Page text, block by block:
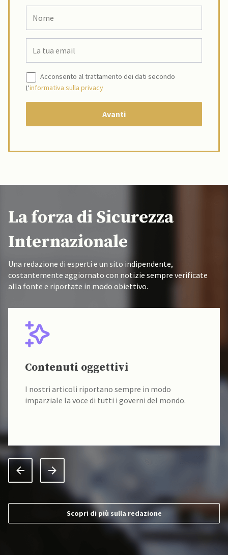
Acconsento al trattamento dei dati secondo
l’informativa sulla privacy
La forza di Sicurezza
Internazionale
Una redazione di esperti e un sito indipendente,
costantemente aggiornato con notizie sempre verificate
alla fonte e riportate in modo obiettivo.
Contenuti oggettivi
I nostri articoli riportano sempre in modo
imparziale la voce di tutti i governi del mondo.
Scopri di più sulla redazione